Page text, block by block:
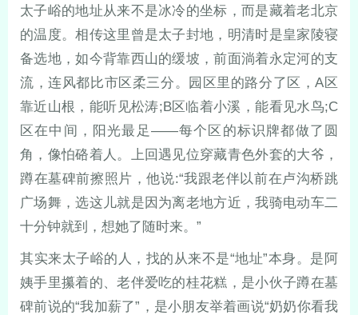
太子峪的地址从来不是冰冷的坐标，而是藏着老北京
的温度。相传这里曾是太子封地，明清时是皇家陵寝
备选地，如今背靠西山的缓坡，前面淌着永定河的支
流，连风都比市区柔三分。园区里的路分了区，A区
靠近山根，能听见松涛;B区临着小溪，能看见水鸟;C
区在中间，阳光最足——每个区的标识牌都做了圆
角，像怕硌着人。上回遇见位穿藏青色外套的大爷，
蹲在墓碑前擦照片，他说:“我跟老伴以前在卢沟桥跳
广场舞，选这儿就是因为离老地方近，我骑电动车二
十分钟就到，想她了随时来。”
其实来太子峪的人，找的从来不是“地址”本身。是阿
姨手里攥着的、老伴爱吃的桂花糕，是小伙子蹲在墓
碑前说的“我加薪了”，是小朋友举着画说“奶奶你看我